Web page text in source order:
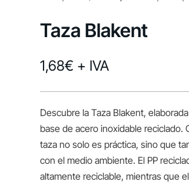
Taza Blakent
1,68€ + IVA
Descubre la Taza Blakent,
base de acero inoxidable reciclado.
taza no solo es práctica, sino que
con el medio ambiente. El PP
altamente reciclable, mientras que